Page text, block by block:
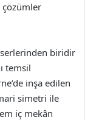
biridir
temsil
inşa edilen
simetri ile
iç mekân